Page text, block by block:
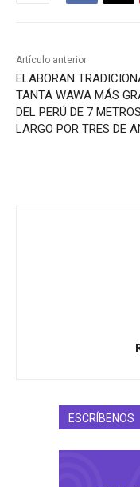
Artículo anterior
ELABORAN
TANTA WAWA MÁS
DEL PERÚ DE 7
LARGO POR TRES DE
ESCRÍBENOS